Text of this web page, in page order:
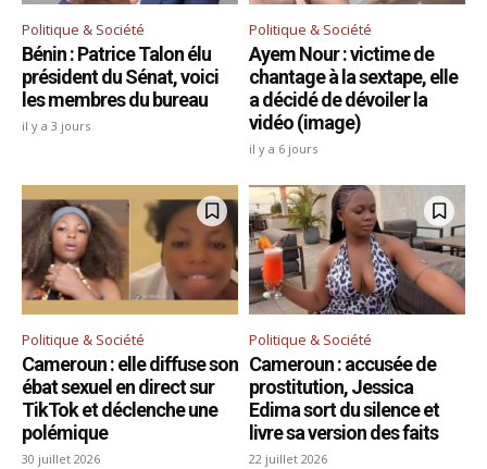
Politique & Société
Bénin : Patrice Talon élu
président du Sénat, voici
les membres du bureau
il y a 3 jours
Politique & Société
Ayem Nour : victime de
chantage à la sextape, elle
a décidé de dévoiler la
vidéo (image)
il y a 6 jours
Politique & Société
Cameroun : elle diffuse son
ébat sexuel en direct sur
TikTok et déclenche une
polémique
30 juillet 2026
Politique & Société
Cameroun : accusée de
prostitution, Jessica
Edima sort du silence et
livre sa version des faits
22 juillet 2026